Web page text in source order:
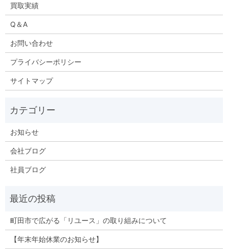
買取実績
Q＆A
お問い合わせ
プライバシーポリシー
サイトマップ
お知らせ
会社ブログ
社員ブログ
町田市で広がる「リユース」の取り組みについて
【年末年始休業のお知らせ】